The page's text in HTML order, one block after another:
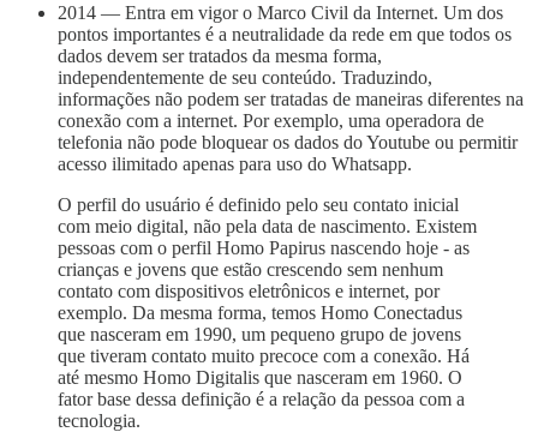
2014 — Entra em vigor o Marco Civil da Internet. Um dos
pontos importantes é a neutralidade da rede em que todos os
dados devem ser tratados da mesma forma,
independentemente de seu conteúdo. Traduzindo,
informações não podem ser tratadas de maneiras diferentes na
conexão com a internet. Por exemplo, uma operadora de
telefonia não pode bloquear os dados do Youtube ou permitir
acesso ilimitado apenas para uso do Whatsapp.
O perfil do usuário é definido pelo seu contato inicial
com meio digital, não pela data de nascimento. Existem
pessoas com o perfil Homo Papirus nascendo hoje - as
crianças e jovens que estão crescendo sem nenhum
contato com dispositivos eletrônicos e internet, por
exemplo. Da mesma forma, temos Homo Conectadus
que nasceram em 1990, um pequeno grupo de jovens
que tiveram contato muito precoce com a conexão. Há
até mesmo Homo Digitalis que nasceram em 1960. O
fator base dessa definição é a relação da pessoa com a
tecnologia.